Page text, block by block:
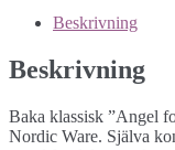
Beskrivning
Beskrivning
Baka klassisk ”Angel
Nordic Ware. Själva